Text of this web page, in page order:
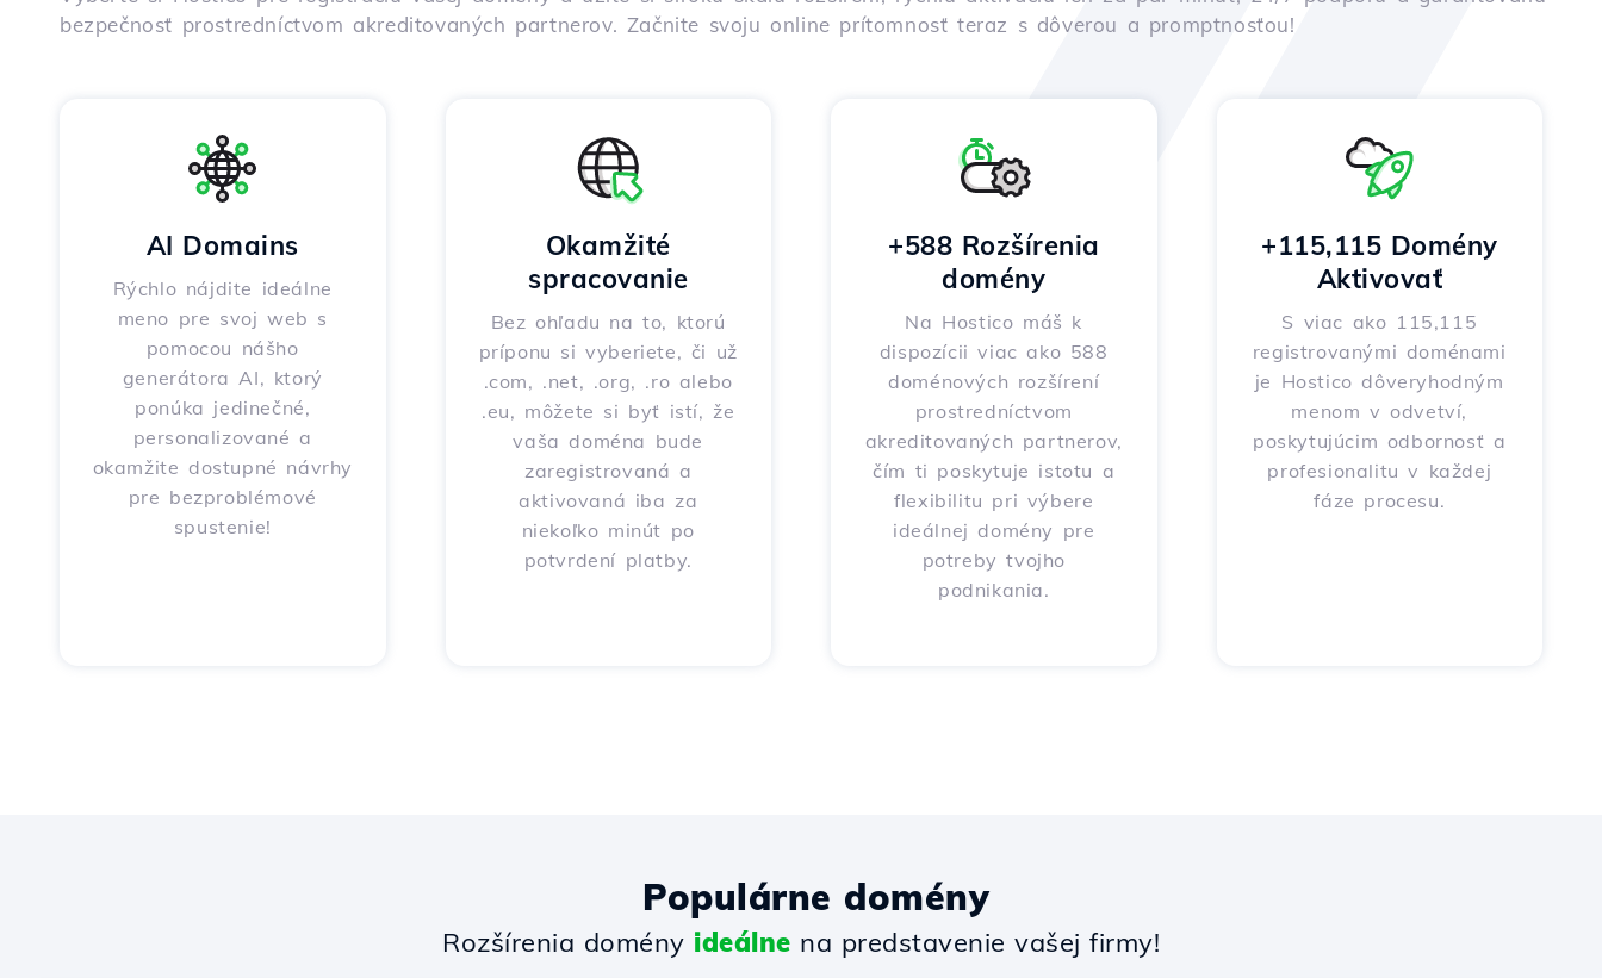
bezpečnosť prostredníctvom akreditovaných partnerov. Začnite svoju online prítomnosť teraz s dôverou a promptnosťou!
AI Domains
Rýchlo nájdite ideálne
meno pre svoj web s
pomocou nášho
generátora AI, ktorý
ponúka jedinečné,
personalizované a
okamžite dostupné návrhy
pre bezproblémové
spustenie!
Okamžité
spracovanie
Bez ohľadu na to, ktorú
príponu si vyberiete, či už
.com, .net, .org, .ro alebo
.eu, môžete si byť istí, že
vaša doména bude
zaregistrovaná a
aktivovaná iba za
niekoľko minút po
potvrdení platby.
+588 Rozšírenia
domény
Na Hostico máš k
dispozícii viac ako 588
doménových rozšírení
prostredníctvom
akreditovaných partnerov,
čím ti poskytuje istotu a
flexibilitu pri výbere
ideálnej domény pre
potreby tvojho
podnikania.
+115,115 Domény
Aktivovať
S viac ako 115,115
registrovanými doménami
je Hostico dôveryhodným
menom v odvetví,
poskytujúcim odbornosť a
profesionalitu v každej
fáze procesu.
Populárne domény
Rozšírenia domény ideálne na predstavenie vašej firmy!